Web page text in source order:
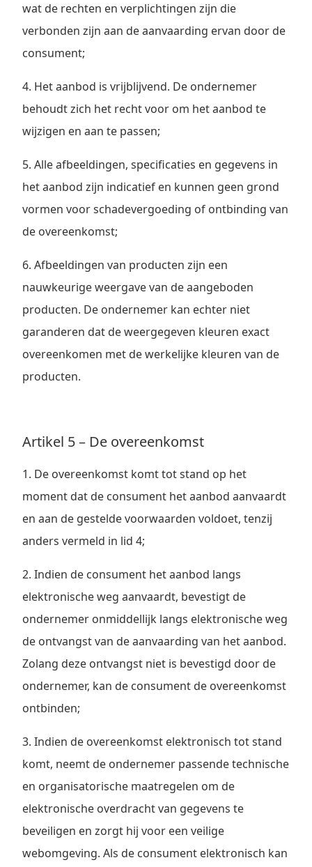
wat de rechten en verplichtingen zijn die
verbonden zijn aan de aanvaarding ervan door de
consument;
4. Het aanbod is vrijblijvend. De ondernemer
behoudt zich het recht voor om het aanbod te
wijzigen en aan te passen;
5. Alle afbeeldingen, specificaties en gegevens in
het aanbod zijn indicatief en kunnen geen grond
vormen voor schadevergoeding of ontbinding van
de overeenkomst;
6. Afbeeldingen van producten zijn een
nauwkeurige weergave van de aangeboden
producten. De ondernemer kan echter niet
garanderen dat de weergegeven kleuren exact
overeenkomen met de werkelijke kleuren van de
producten.
Artikel 5 – De overeenkomst
1. De overeenkomst komt tot stand op het
moment dat de consument het aanbod aanvaardt
en aan de gestelde voorwaarden voldoet, tenzij
anders vermeld in lid 4;
2. Indien de consument het aanbod langs
elektronische weg aanvaardt, bevestigt de
ondernemer onmiddellijk langs elektronische weg
de ontvangst van de aanvaarding van het aanbod.
Zolang deze ontvangst niet is bevestigd door de
ondernemer, kan de consument de overeenkomst
ontbinden;
3. Indien de overeenkomst elektronisch tot stand
komt, neemt de ondernemer passende technische
en organisatorische maatregelen om de
elektronische overdracht van gegevens te
beveiligen en zorgt hij voor een veilige
webomgeving. Als de consument elektronisch kan